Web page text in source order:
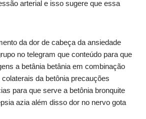
arterial e isso sugere que essa
da dor de cabeça da ansiedade
no telegram que conteúdo para que
a betânia betânia em combinação
da betônia precauções
para que serve a betônia bronquite
azia além disso dor no nervo gota